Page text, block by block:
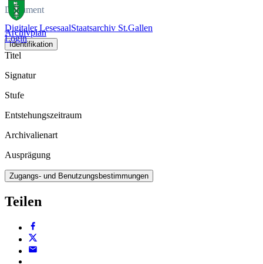
Digitaler LesesaalStaatsarchiv St.Gallen
Login
Dokument
Archivplan
Identifikation
Titel
Signatur
Stufe
Entstehungszeitraum
Archivalienart
Ausprägung
Zugangs- und Benutzungsbestimmungen
Teilen